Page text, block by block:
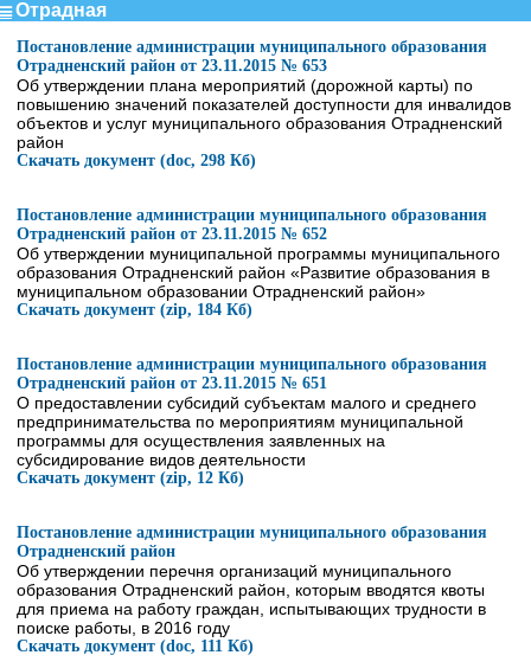
Отрадная
Постановление администрации муниципального образования
Отрадненский район от 23.11.2015 № 653
Об утверждении плана мероприятий (дорожной карты) по
повышению значений показателей доступности для инвалидов
объектов и услуг муниципального образования Отрадненский
район
Скачать документ (doc, 298 Кб)
Постановление администрации муниципального образования
Отрадненский район от 23.11.2015 № 652
Об утверждении муниципальной программы муниципального
образования Отрадненский район «Развитие образования в
муниципальном образовании Отрадненский район»
Скачать документ (zip, 184 Кб)
Постановление администрации муниципального образования
Отрадненский район от 23.11.2015 № 651
О предоставлении субсидий субъектам малого и среднего
предпринимательства по мероприятиям муниципальной
программы для осуществления заявленных на
субсидирование видов деятельности
Скачать документ (zip, 12 Кб)
Постановление администрации муниципального образования
Отрадненский район
Об утверждении перечня организаций муниципального
образования Отрадненский район, которым вводятся квоты
для приема на работу граждан, испытывающих трудности в
поиске работы, в 2016 году
Скачать документ (doc, 111 Кб)